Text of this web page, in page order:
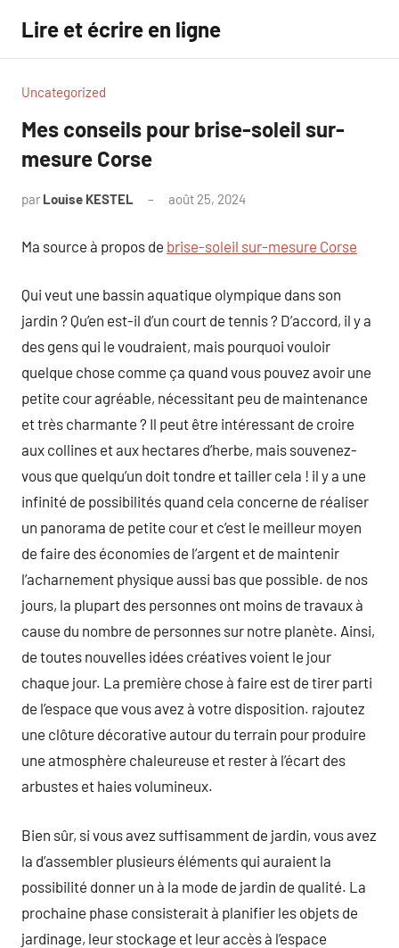
contenu
Lire et écrire en ligne
Uncategorized
Mes conseils pour brise-soleil sur-
mesure Corse
par Louise KESTEL août 25, 2024
Ma source à propos de brise-soleil sur-mesure Corse
Qui veut une bassin aquatique olympique dans son
jardin ? Qu’en est-il d’un court de tennis ? D’accord, il y a
des gens qui le voudraient, mais pourquoi vouloir
quelque chose comme ça quand vous pouvez avoir une
petite cour agréable, nécessitant peu de maintenance
et très charmante ? Il peut être intéressant de croire
aux collines et aux hectares d’herbe, mais souvenez-
vous que quelqu’un doit tondre et tailler cela ! il y a une
infinité de possibilités quand cela concerne de réaliser
un panorama de petite cour et c’est le meilleur moyen
de faire des économies de l’argent et de maintenir
l’acharnement physique aussi bas que possible. de nos
jours, la plupart des personnes ont moins de travaux à
cause du nombre de personnes sur notre planète. Ainsi,
de toutes nouvelles idées créatives voient le jour
chaque jour. La première chose à faire est de tirer parti
de l’espace que vous avez à votre disposition. rajoutez
une clôture décorative autour du terrain pour produire
une atmosphère chaleureuse et rester à l’écart des
arbustes et haies volumineux.
Bien sûr, si vous avez suffisamment de jardin, vous avez
la d’assembler plusieurs éléments qui auraient la
possibilité donner un à la mode de jardin de qualité. La
prochaine phase consisterait à planifier les objets de
jardinage, leur stockage et leur accès à l’espace